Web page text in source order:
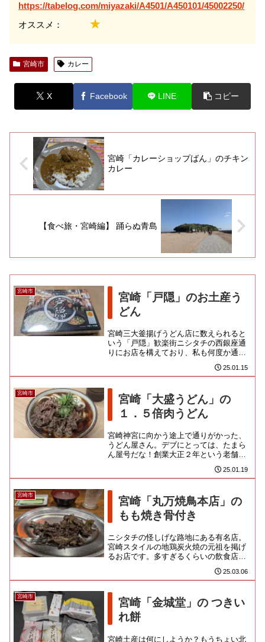
https://tabelog.com/miyazaki/A4501/A450101/45002250/
オススメ： ★
宮崎市 カレー
X Facebook LINE コピー
宮崎「カレーショップばん」のチキン
カレー
【食べ旅・宮崎編】 踊らぬ青島
宮崎市
宮崎「戸隠」のお土産う
どん
宮崎三大釜揚げうどん店に数えられると
いう「戸隠」歓楽街ニシタチの西銀座通
りにお店を構えており、私も何度か通り
がかったのだけど、夜から営業の開店時
間を待ってらんなくって！！ ... 25.01.15
宮崎市
宮崎「大盛うどん」の
１．５倍肉うどん
宮崎神宮に向かう途上で通りがかった、
うどん屋さん。デブにとっては、たまら
ん屋号だな！創業大正２年という老舗み
たいです。表通りは江平商店街という、
だいぶ元気のなくなっちゃった... 25.01.19
宮崎市
宮崎「丸万焼鳥本店」の
もも焼き骨付き
ニシタチの怪しげな路地にある有名店。
宮崎スタイルの地鶏炭火焼の元祖を掲げ
るお店です。多すぎるくらいの飲食店が
軒を連ねる歓楽街でありますが、行列を
作るほどの人気店は決して多く... 25.03.06
宮崎市
宮崎「金城堂」の つきい
れ餅
宮崎土産は何にしようか？もうちょい北